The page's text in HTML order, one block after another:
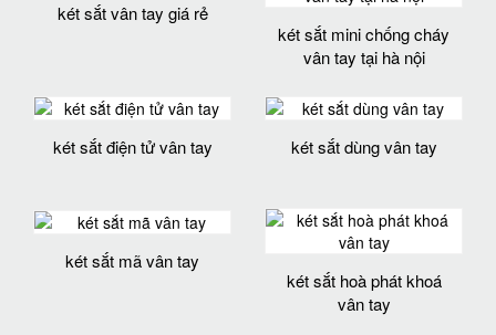
két sắt vân tay giá rẻ
két sắt mini chống cháy
vân tay tại hà nội
két sắt điện tử vân tay két sắt dùng vân tay
két sắt mã vân tay
két sắt hoà phát khoá
vân tay